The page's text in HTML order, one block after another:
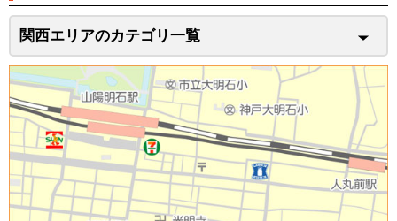
関西エリアのカテゴリ一覧